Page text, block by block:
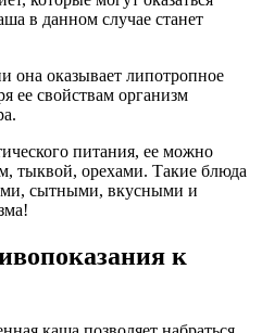
в данном случае станет
она оказывает липотропное
ее свойствам организм
питания, ее можно
тыквой, орехами. Такие блюда
сытными, вкусными и
к